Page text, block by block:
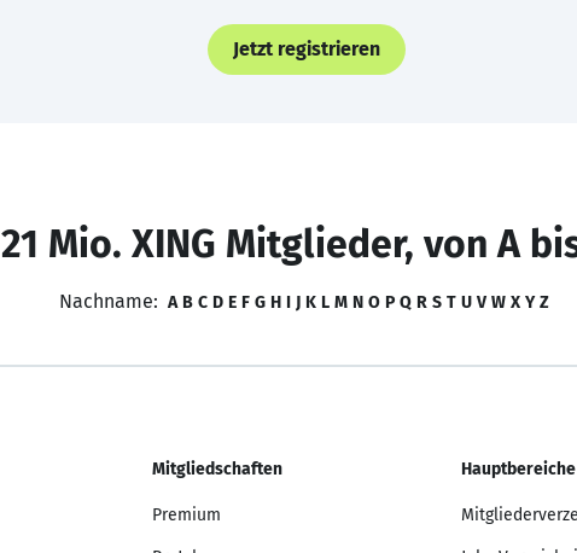
Jetzt registrieren
21 Mio. XING Mitglieder, von A
Nachname: A B C D E F G H I J K L M N O P Q R S T U V W X Y Z
Mitgliedschaften
Premium
Hauptbereiche